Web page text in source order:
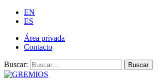
EN
ES
Área privada
Contacto
Buscar: Buscar